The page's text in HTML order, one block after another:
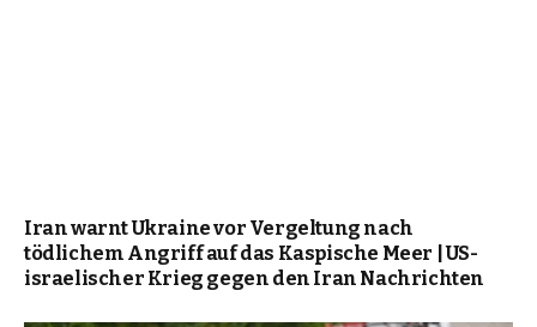
Iran warnt Ukraine vor Vergeltung nach
tödlichem Angriff auf das Kaspische Meer | US-
israelischer Krieg gegen den Iran Nachrichten